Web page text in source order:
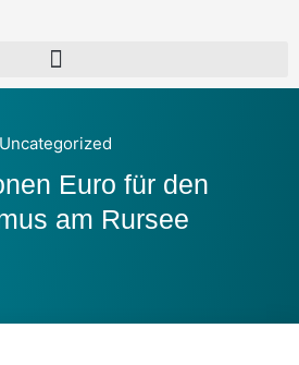
Uncategorized
Euro für den
am Rursee